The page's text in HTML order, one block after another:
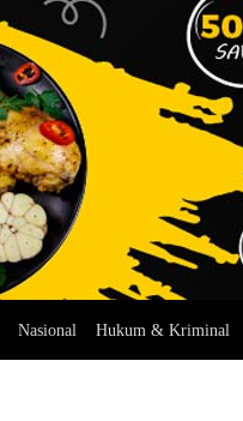
Nasional Hukum & Kriminal